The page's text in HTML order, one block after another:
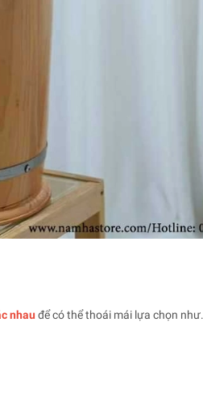
nhau để có thể thoái mái lựa chọn như.